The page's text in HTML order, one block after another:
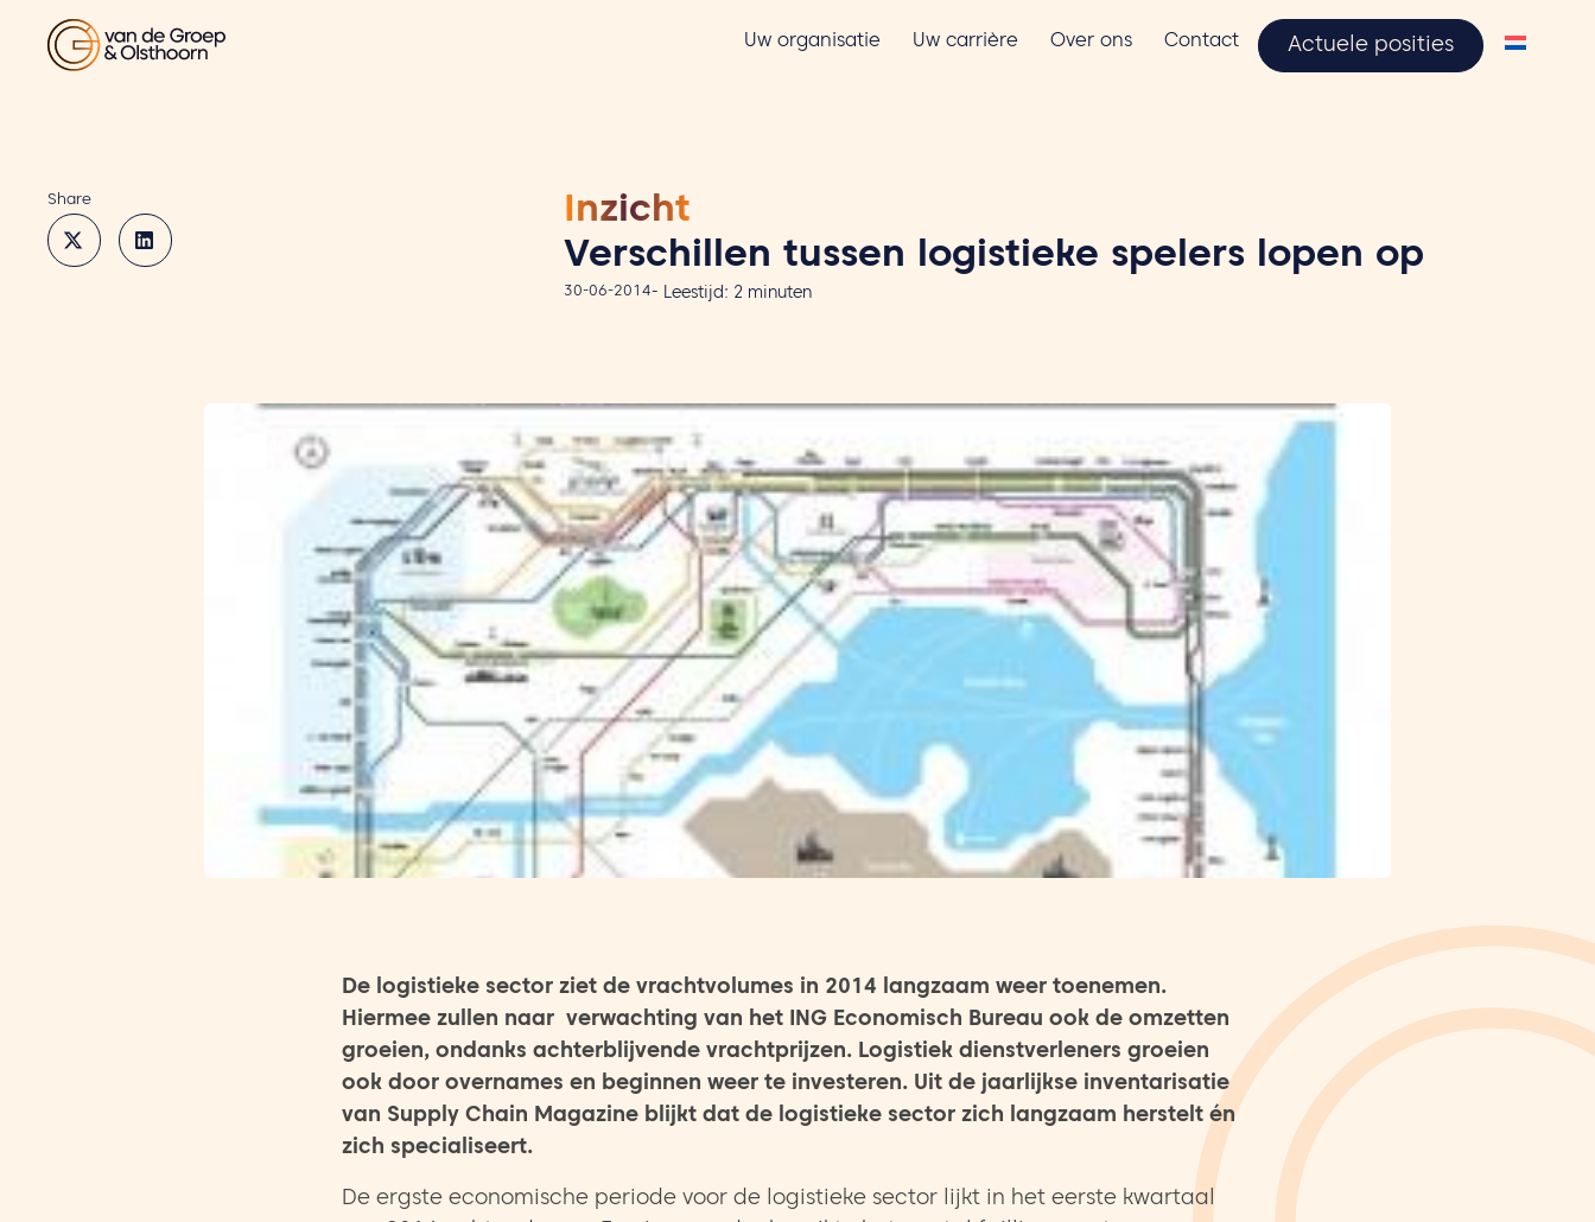
Uw organisatie Uw carrière Over ons Contact Actuele posities
Share
Inzicht
Verschillen tussen logistieke spelers lopen op
30-06-2014- Leestijd: 2 minuten
De logistieke sector ziet de vrachtvolumes in 2014 langzaam weer toenemen.
Hiermee zullen naar verwachting van het ING Economisch Bureau ook de omzetten
groeien, ondanks achterblijvende vrachtprijzen. Logistiek dienstverleners groeien
ook door overnames en beginnen weer te investeren. Uit de jaarlijkse inventarisatie
van Supply Chain Magazine blijkt dat de logistieke sector zich langzaam herstelt én
zich specialiseert.
De ergste economische periode voor de logistieke sector lijkt in het eerste kwartaal